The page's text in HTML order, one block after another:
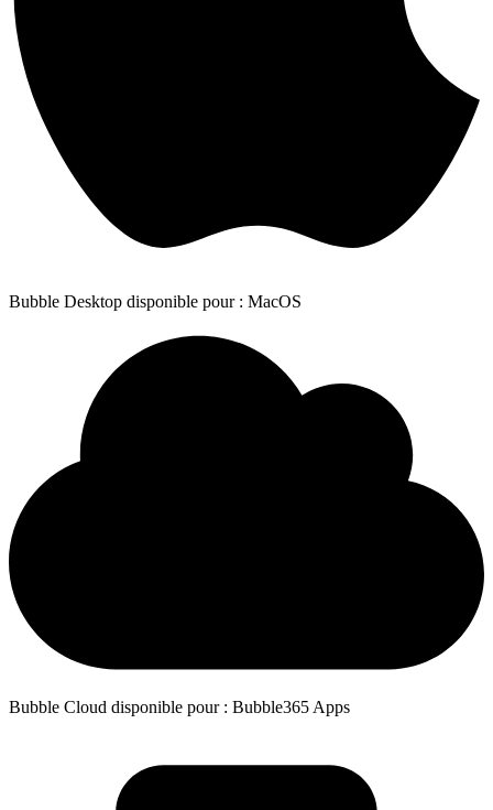
Bubble Desktop disponible pour : MacOS
Bubble Cloud disponible pour : Bubble365 Apps